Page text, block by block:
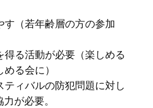
（若年齢層の方の参加
る活動が必要（楽しめる
る会に）
ィバルの防犯問題に対し
が必要。